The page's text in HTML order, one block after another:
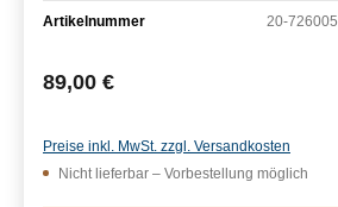
Artikelnummer 20-726005
Regulärer Preis:
89,00 €
Preise inkl. MwSt. zzgl. Versandkosten
Nicht lieferbar – Vorbestellung möglich